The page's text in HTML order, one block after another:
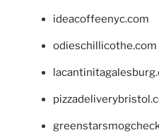
ideacoffeenyc.com
odieschillicothe.com